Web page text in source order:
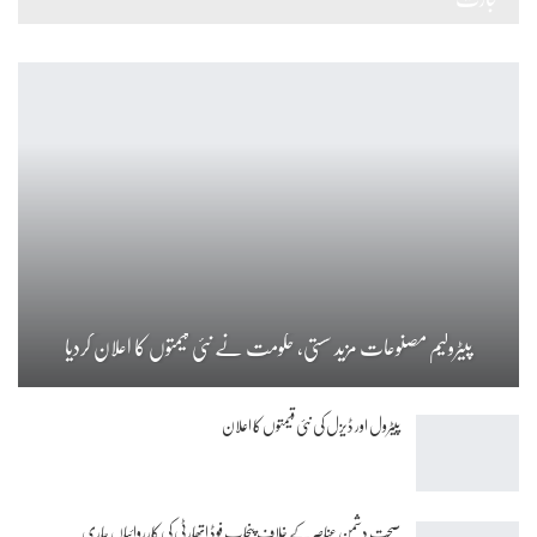
پیٹرولیم مصنوعات مزید سستی، حکومت نے نئی قیمتوں کا اعلان کردیا
پیٹرول اور ڈیزل کی نئی قیمتوں کا اعلان
صحت دشمن عناصر کے خلاف پنجاب فوڈ اتھارٹی کی کارروائیاں جاری